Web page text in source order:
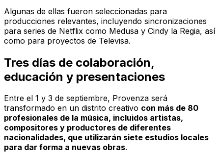
Algunas de ellas fueron seleccionadas para
producciones relevantes, incluyendo sincronizaciones
para series de Netflix como Medusa y Cindy la Regia, así
como para proyectos de Televisa.
Tres días de colaboración,
educación y presentaciones
Entre el 1 y 3 de septiembre, Provenza será
transformado en un distrito creativo con más de 80
profesionales de la música, incluidos artistas,
compositores y productores de diferentes
nacionalidades, que utilizarán siete estudios locales
para dar forma a nuevas obras.